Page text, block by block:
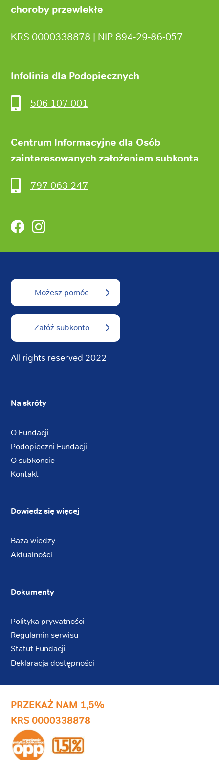
choroby przewlekłe
KRS 0000338878 | NIP 894‑29‑86‑057
Infolinia dla Podopiecznych
506 107 001
Centrum Informacyjne dla Osób
zainteresowanych założeniem subkonta
797 063 247
FacebookInstagram
Możesz pomóc
Załóż subkonto
All rights reserved 2022
Na skróty
O Fundacji
Podopieczni Fundacji
O subkoncie
Kontakt
Dowiedz się więcej
Baza wiedzy
Aktualności
Dokumenty
Polityka prywatności
Regulamin serwisu
Statut Fundacji
Deklaracja dostępności
PRZEKAŻ NAM 1,5%
KRS 0000338878